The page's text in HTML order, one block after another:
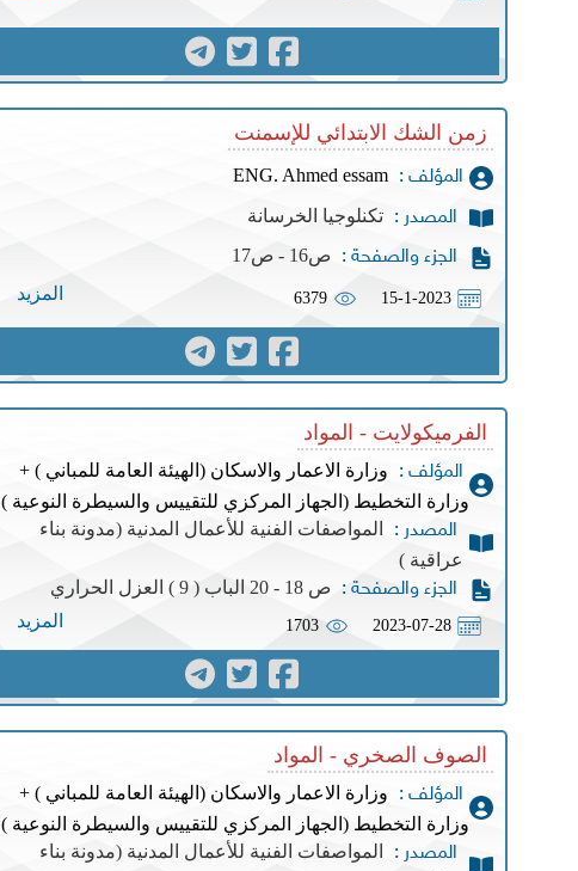
زمن الشك الابتدائي للإسمنت
المؤلف : ENG. Ahmed essam
المصدر : تكنلوجيا الخرسانة
الجزء والصفحة : ص16 - ص17
15-1-2023
6379 المزيد
الفرميكولايت - المواد
المؤلف :
وزارة الاعمار والاسكان (الهيئة العامة للمباني ) +
وزارة التخطيط (الجهاز المركزي للتقييس والسيطرة النوعية )
المصدر :
المواصفات الفنية للأعمال المدنية (مدونة بناء
عراقية )
الجزء والصفحة : ص 18 - 20 الباب ( 9 ) العزل الحراري
2023-07-28
1703 المزيد
الصوف الصخري - المواد
المؤلف :
وزارة الاعمار والاسكان (الهيئة العامة للمباني ) +
وزارة التخطيط (الجهاز المركزي للتقييس والسيطرة النوعية )
المصدر :
المواصفات الفنية للأعمال المدنية (مدونة بناء